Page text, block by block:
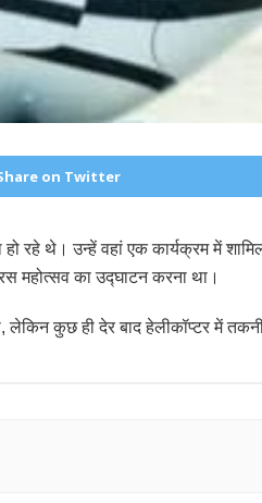
on Twitter
रहे थे। उन्हें वहां एक कार्यक्रम में
महोत्सव का उद्घाटन करना था।
कुछ ही देर बाद हेलीकॉप्टर में